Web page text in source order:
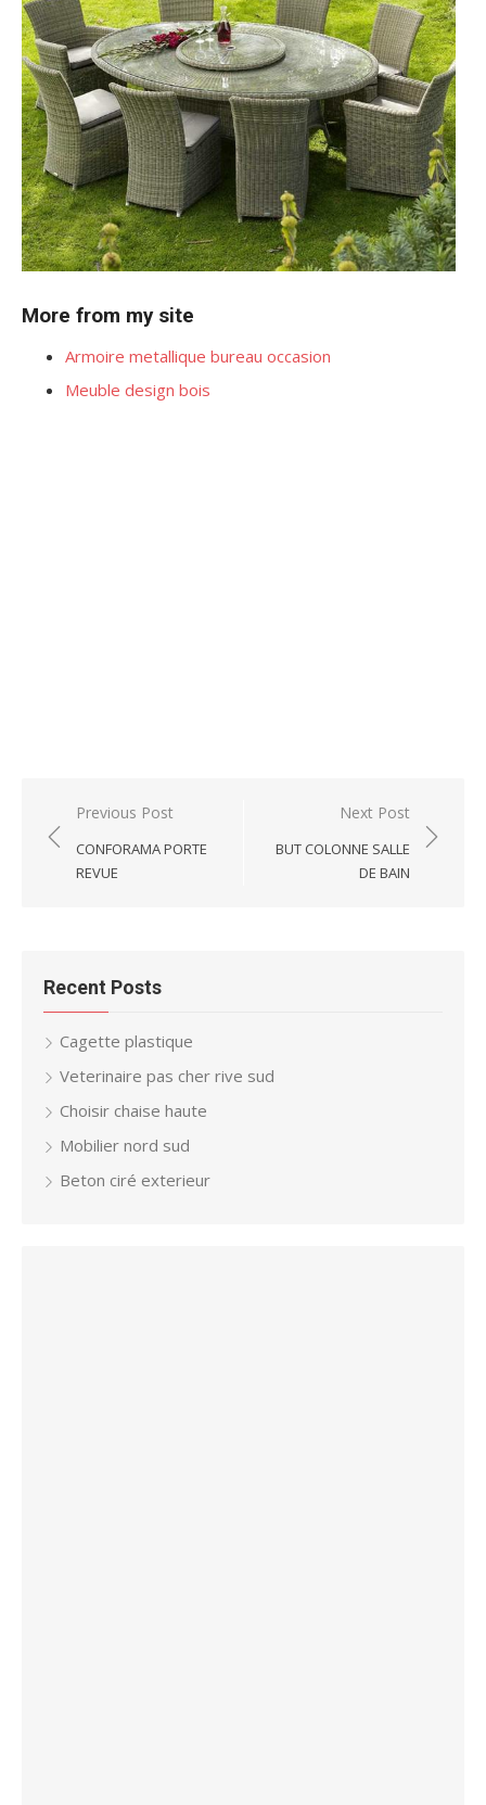
More from my site
Armoire metallique bureau occasion
Meuble design bois
Post
navigation
Previous Post
CONFORAMA PORTE
REVUE
Next Post
BUT COLONNE SALLE
DE BAIN
Recent Posts
Cagette plastique
Veterinaire pas cher rive sud
Choisir chaise haute
Mobilier nord sud
Beton ciré exterieur